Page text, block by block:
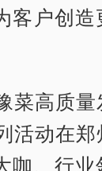
客户创造
菜高质
活动在
咖、行业